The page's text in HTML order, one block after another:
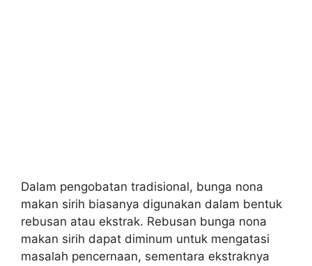
Dalam pengobatan tradisional, bunga nona
makan sirih biasanya digunakan dalam bentuk
rebusan atau ekstrak. Rebusan bunga nona
makan sirih dapat diminum untuk mengatasi
masalah pencernaan, sementara ekstraknya